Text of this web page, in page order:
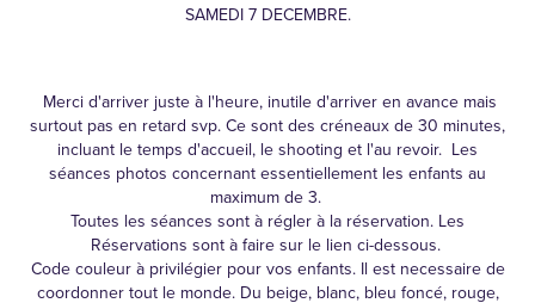
SAMEDI 7 DECEMBRE.
Merci d'arriver juste à l'heure, inutile d'arriver en avance mais
surtout pas en retard svp. Ce sont des créneaux de 30 minutes,
incluant le temps d'accueil, le shooting et l'au revoir. Les
séances photos concernant essentiellement les enfants au
maximum de 3.
Toutes les séances sont à régler à la réservation. Les
Réservations sont à faire sur le lien ci-dessous.
Code couleur à privilégier pour vos enfants. Il est necessaire de
coordonner tout le monde. Du beige, blanc, bleu foncé, rouge,